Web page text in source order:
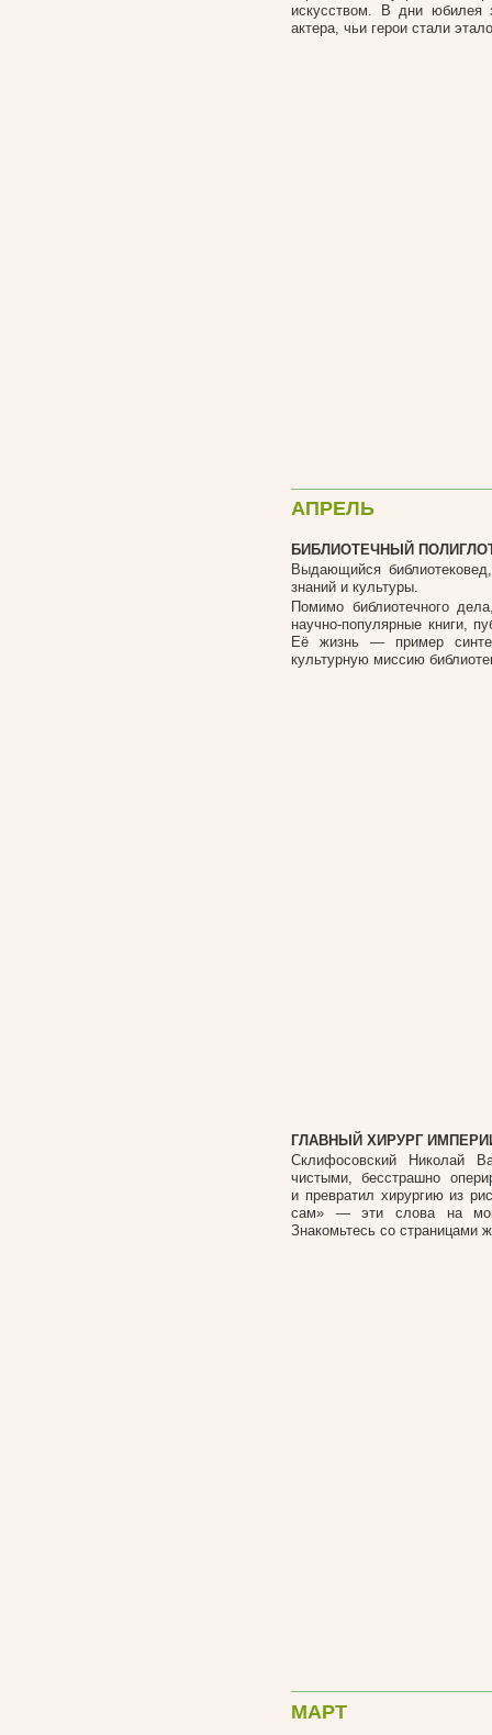
искусством. В дни юбилея
актера, чьи герои стали
АПРЕЛЬ
БИБЛИОТЕЧНЫЙ
Выдающийся
знаний и культуры.
Помимо библиотечного
научно-популярные книги,
Её жизнь — пример
культурную миссию
ГЛАВНЫЙ ХИРУРГ
Склифосовский Николай
чистыми, бесстрашно
и превратил хирургию из
сам» — эти слова на
Знакомьтесь со страницами
МАРТ